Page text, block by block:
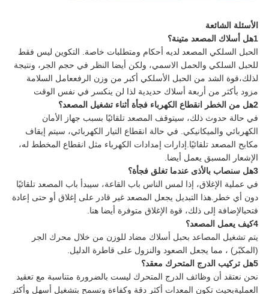
الأسئلة الشائعة
1هل أسلاك المصعد متينة؟
الحبل السلكي المصعد لديه أحكام ومتطلبات خاصة. التكوين ليس فقط
للحبل السلكي والحمل الاسمي، ولكن أيضا النظر في حجم الجر، ونتيجة
لذلك،قوة الشد من الحبل الأسلكي أكبر من وزن الرفععامل السلامة
مزود بأكثر من أربعة أسلاك حديدية لذا لن ينكسر في نفس الوقت
2هل من الخطر انقطاع الكهرباء فجأة أثناء تشغيل المصعد؟
في حالة حدوث ذلك، سيتوقف المصعد تلقائيًا بسبب جهاز الأمان
الكهربائي والميكانيكي. في حالة انقطاع التيار الكهربائي، سيتم إيقاف
مكابح المصعد تلقائيًا.إدارات إمدادات الكهرباء مثل انقطاع المخطط له،
الإشعار المسبق يعمل أيضا.
3هل سنصاب بالأذى عندما تغلق فجأة؟
في عملية الإغلاق، إذا لمس الناس باب القاعة، سيبدأ باب المصعد تلقائيًا
دون أي خطر.هذا التبديل يجعل المصعد غير قادر على إغلاق أو حتى إعادة
فتحبالإضافة إلى ذلك، قوة الإغلاق متوفرة أيضا هنا.
4كيف يعمل المصعد؟
يتم تشغيل المصاعد بحبل أسلاك مضاد للوزن من خلال محرك الجر
(المكبّر) ، مما يجعل الصعود والنزول على قاطرة الدليل.
5هل تركيب الدرج المتحرك معقد؟
نحن نعتقد أن وظائف الدرج المتحرك ليست بالضرورة متناسبة مع تعقيد
العمليةبحيث تكون المعدات أكثر دقة وكفاءة وتسمح بتشغيل أسهل وأكثر